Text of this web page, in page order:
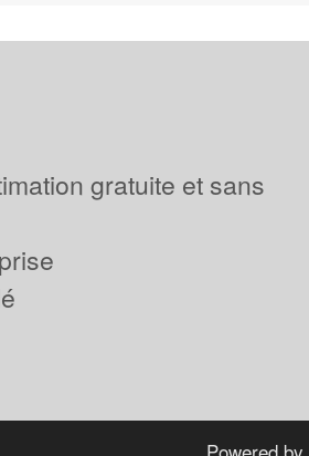
gratuite et sans